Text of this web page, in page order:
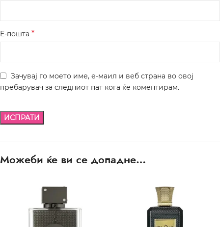
Е-пошта *
Зачувај го моето име, е-маил и веб страна во овој
пребарувач за следниот пат кога ќе коментирам.
Можеби ќе ви се допадне…